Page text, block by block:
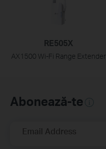
RE505X
AX1500 Wi-Fi Range Extender
Abonează-te
Email Address